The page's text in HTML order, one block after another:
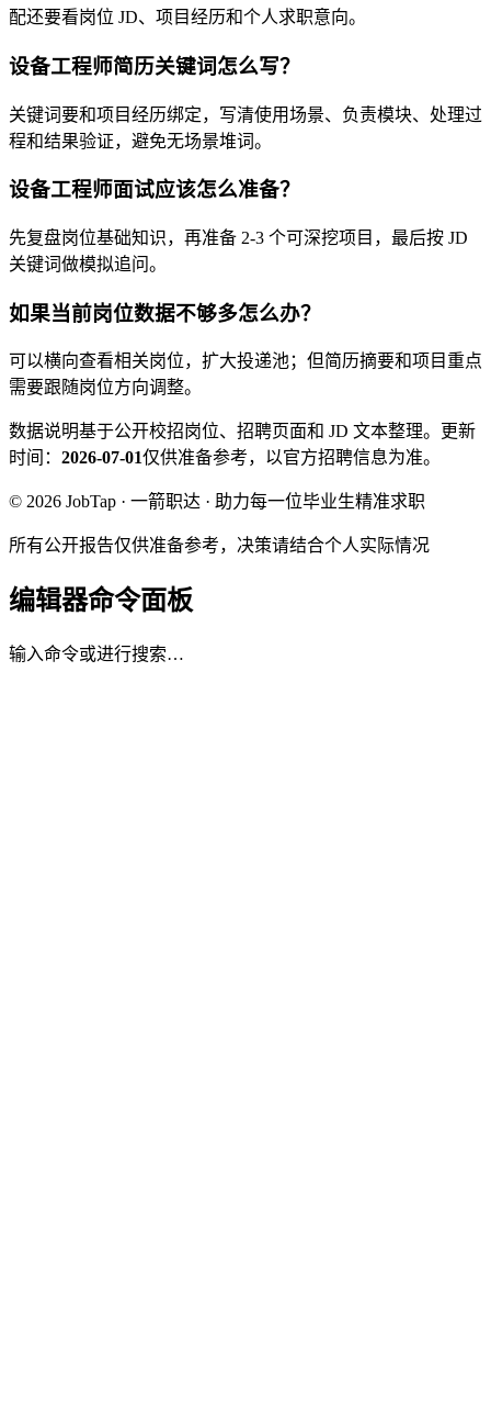
配还要看岗位 JD、项目经历和个人求职意向。
设备工程师简历关键词怎么写？
关键词要和项目经历绑定，写清使用场景、负责模块、处理过
程和结果验证，避免无场景堆词。
设备工程师面试应该怎么准备？
先复盘岗位基础知识，再准备 2-3 个可深挖项目，最后按 JD
关键词做模拟追问。
如果当前岗位数据不够多怎么办？
可以横向查看相关岗位，扩大投递池；但简历摘要和项目重点
需要跟随岗位方向调整。
数据说明基于公开校招岗位、招聘页面和 JD 文本整理。
更新
时间： 2026-07-01仅供准备参考，以官方招聘信息为准。
© 2026 JobTap · 一箭职达 · 助力每一位毕业生精准求职
所有公开报告仅供准备参考，决策请结合个人实际情况
编辑器命令面板
输入命令或进行搜索…